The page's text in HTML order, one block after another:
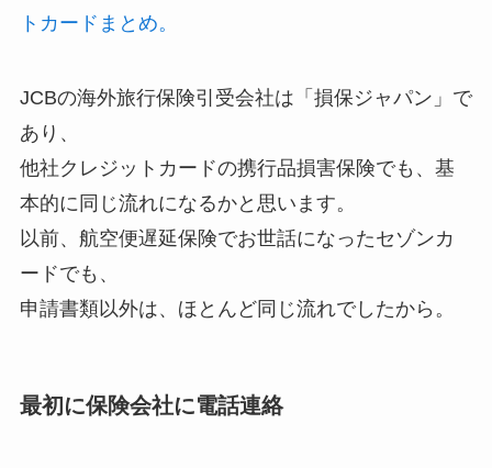
トカードまとめ。
JCBの海外旅行保険引受会社は「損保ジャパン」で
あり、
他社クレジットカードの携行品損害保険でも、基
本的に同じ流れになるかと思います。
以前、航空便遅延保険でお世話になったセゾンカ
ードでも、
申請書類以外は、ほとんど同じ流れでしたから。
最初に保険会社に電話連絡